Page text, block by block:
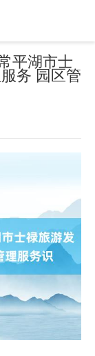
平湖市士
务 园区管